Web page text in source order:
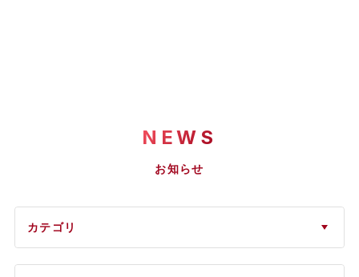
NEWS
お知らせ
カテゴリ